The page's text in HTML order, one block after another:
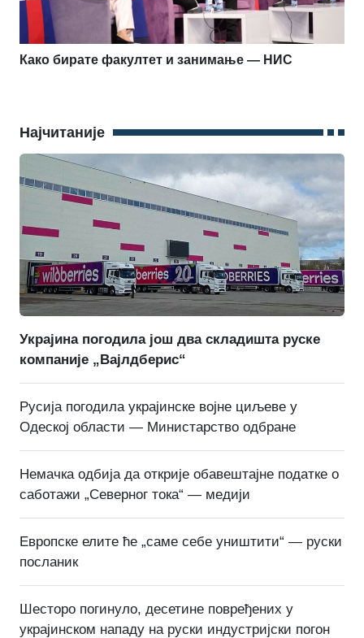
Како бирате факултет и занимање — НИС
Најчитаније
Украјина погодила још два складишта руске
компаније „Вајлдберис“
Русија погодила украјинске војне циљеве у
Одеској области — Министарство одбране
Немачка одбија да открије обавештајне податке о
саботажи „Северног тока“ — медији
Европске елите ће „саме себе уништити“ — руски
посланик
Шесторо погинуло, десетине повређених у
украјинском нападу на руски индустријски погон